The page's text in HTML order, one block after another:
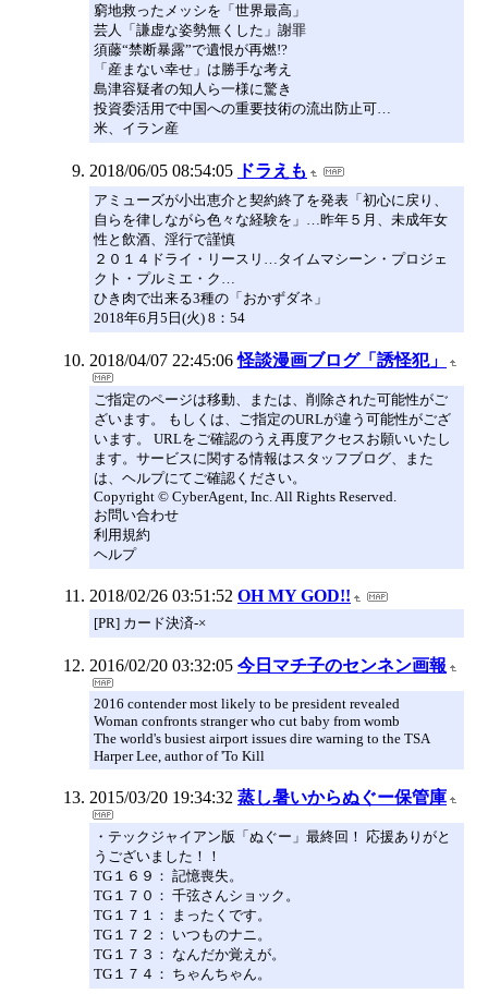
窮地救ったメッシを「世界最高」
芸人「謙虚な姿勢無くした」謝罪
須藤“禁断暴露”で遺恨が再燃!?
「産まない幸せ」は勝手な考え
島津容疑者の知人ら一様に驚き
投資委活用で中国への重要技術の流出防止可…
米、イラン産
2018/06/05 08:54:05 ドラえも
アミューズが小出恵介と契約終了を発表「初心に戻り、
自らを律しながら色々な経験を」…昨年５月、未成年女
性と飲酒、淫行で謹慎
２０１４ドライ・リースリ…タイムマシーン・プロジェ
クト・プルミエ・ク…
ひき肉で出来る3種の「おかずダネ」
2018年6月5日(火) 8：54
2018/04/07 22:45:06 怪談漫画ブログ「誘怪犯」
ご指定のページは移動、または、削除された可能性がご
ざいます。 もしくは、ご指定のURLが違う可能性がござ
います。 URLをご確認のうえ再度アクセスお願いいたし
ます。サービスに関する情報はスタッフブログ、また
は、ヘルプにてご確認ください。
Copyright © CyberAgent, Inc. All Rights Reserved.
お問い合わせ
利用規約
ヘルプ
2018/02/26 03:51:52 OH MY GOD!!
[PR] カード決済-×
2016/02/20 03:32:05 今日マチ子のセンネン画報
2016 contender most likely to be president revealed
Woman confronts stranger who cut baby from womb
The world's busiest airport issues dire warning to the TSA
Harper Lee, author of 'To Kill
2015/03/20 19:34:32 蒸し暑いからぬぐー保管庫
・テックジャイアン版「ぬぐー」最終回！ 応援ありがと
うございました！！
TG１６９： 記憶喪失。
TG１７０： 千弦さんショック。
TG１７１： まったくです。
TG１７２： いつものナニ。
TG１７３： なんだか覚えが。
TG１７４： ちゃんちゃん。